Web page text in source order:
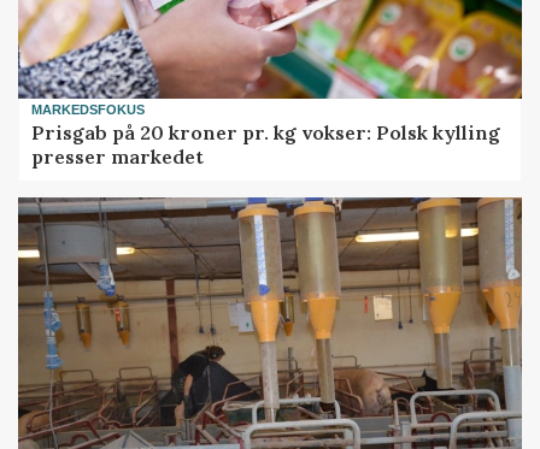
MARKEDSFOKUS
Prisgab på 20 kroner pr. kg vokser: Polsk kylling
presser markedet